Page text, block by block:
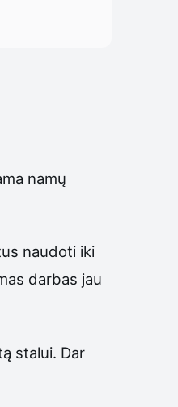
namų
naudoti iki
darbas jau
stalui. Dar